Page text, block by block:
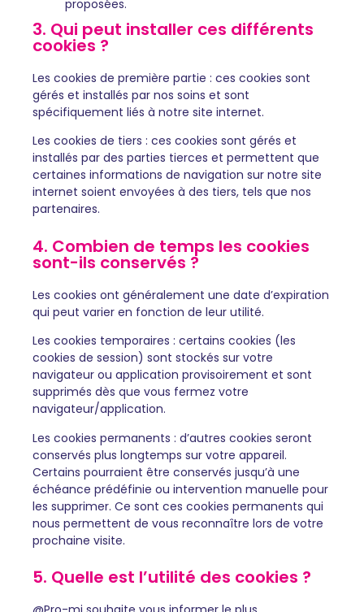
proposées.
3. Qui peut installer ces différents
cookies ?
Les cookies de première partie : ces cookies sont
gérés et installés par nos soins et sont
spécifiquement liés à notre site internet.
Les cookies de tiers : ces cookies sont gérés et
installés par des parties tierces et permettent que
certaines informations de navigation sur notre site
internet soient envoyées à des tiers, tels que nos
partenaires.
4. Combien de temps les cookies
sont-ils conservés ?
Les cookies ont généralement une date d’expiration
qui peut varier en fonction de leur utilité.
Les cookies temporaires : certains cookies (les
cookies de session) sont stockés sur votre
navigateur ou application provisoirement et sont
supprimés dès que vous fermez votre
navigateur/application.
Les cookies permanents : d’autres cookies seront
conservés plus longtemps sur votre appareil.
Certains pourraient être conservés jusqu’à une
échéance prédéfinie ou intervention manuelle pour
les supprimer. Ce sont ces cookies permanents qui
nous permettent de vous reconnaître lors de votre
prochaine visite.
5. Quelle est l’utilité des cookies ?